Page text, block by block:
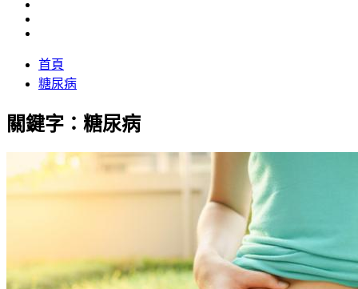
首頁
糖尿病
關鍵字：糖尿病